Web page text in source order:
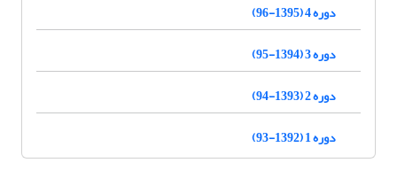
دوره 4 (1395-96)
دوره 3 (1394-95)
دوره 2 (1393-94)
دوره 1 (1392-93)